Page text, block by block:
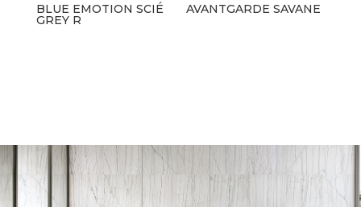
BLUE EMOTION SCIÉ
GREY R
AVANTGARDE SAVANE